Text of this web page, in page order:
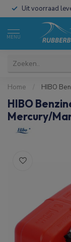
Uit voorraad
MENU
Home / HIBO
HIBO
Mercury/